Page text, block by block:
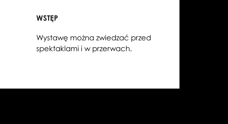
WSTĘP
Wystawę można zwiedzać przed
spektaklami i w przerwach.